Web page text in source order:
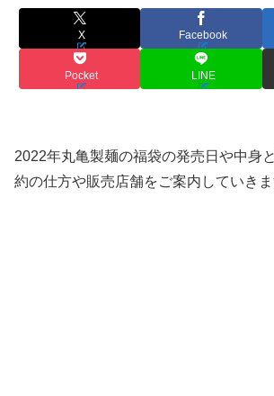
X Facebook
Pocket LINE
2022年丸亀製麺の福袋の発売日や中身
約の仕方や販売店舗をご案内していきま